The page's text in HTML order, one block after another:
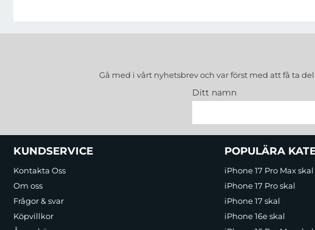
Gå med i vårt nyhetsbrev och var först med att få ta
Ditt namn
Sidfot Blandad info och länkar
KUNDSERVICE
Kontakta Oss
Om oss
Frågor & svar
Köpvillkor
POPULÄRA
iPhone 17 Pro Max skal
iPhone 17 Pro skal
iPhone 17 skal
iPhone 16e skal